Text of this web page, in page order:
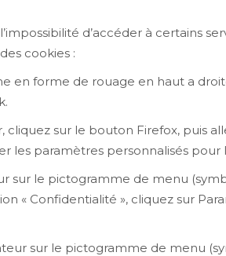
d’accéder à certains
cookies :
en forme de rouage en haut a
sur le bouton Firefox, puis
les paramètres personnalisés
sur le pictogramme de menu
« Confidentialité », cliquez sur
sur le pictogramme de menu